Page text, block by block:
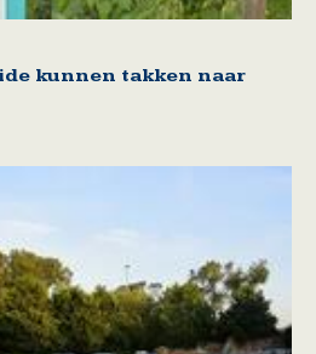
kunnen takken naar